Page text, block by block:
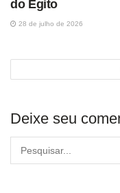
do Egito
28 de julho de 2026
Deixe seu